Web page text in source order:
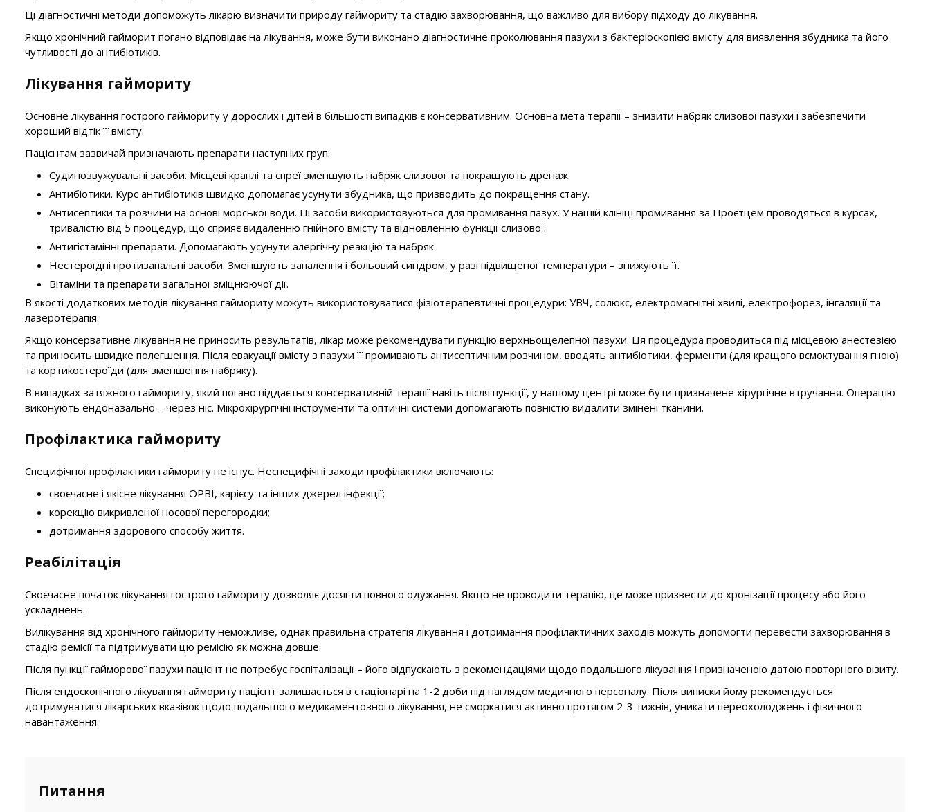
Ці діагностичні методи допоможуть лікарю визначити природу гаймориту та стадію захворювання, що важливо для вибору підходу до лікування.
Якщо хронічний гайморит погано відповідає на лікування, може бути виконано діагностичне проколювання пазухи з бактеріоскопією вмісту для виявлення збудника та його
чутливості до антибіотиків.
Лікування гаймориту
Основне лікування гострого гаймориту у дорослих і дітей в більшості випадків є консервативним. Основна мета терапії – знизити набряк слизової пазухи і забезпечити
хороший відтік її вмісту.
Пацієнтам зазвичай призначають препарати наступних груп:
Судинозвужувальні засоби. Місцеві краплі та спреї зменшують набряк слизової та покращують дренаж.
Антибіотики. Курс антибіотиків швидко допомагає усунути збудника, що призводить до покращення стану.
Антисептики та розчини на основі морської води. Ці засоби використовуються для промивання пазух. У нашій клініці промивання за Проєтцем проводяться в курсах,
тривалістю від 5 процедур, що сприяє видаленню гнійного вмісту та відновленню функції слизової.
Антигістамінні препарати. Допомагають усунути алергічну реакцію та набряк.
Нестероїдні протизапальні засоби. Зменшують запалення і больовий синдром, у разі підвищеної температури – знижують її.
Вітаміни та препарати загальної зміцнюючої дії.
В якості додаткових методів лікування гаймориту можуть використовуватися фізіотерапевтичні процедури: УВЧ, солюкс, електромагнітні хвилі, електрофорез, інгаляції та
лазеротерапія.
Якщо консервативне лікування не приносить результатів, лікар може рекомендувати пункцію верхньощелепної пазухи. Ця процедура проводиться під місцевою анестезією
та приносить швидке полегшення. Після евакуації вмісту з пазухи її промивають антисептичним розчином, вводять антибіотики, ферменти (для кращого всмоктування гною)
та кортикостероїди (для зменшення набряку).
В випадках затяжного гаймориту, який погано піддається консервативній терапії навіть після пункції, у нашому центрі може бути призначене хірургічне втручання. Операцію
виконують ендоназально – через ніс. Мікрохірургічні інструменти та оптичні системи допомагають повністю видалити змінені тканини.
Профілактика гаймориту
Специфічної профілактики гаймориту не існує. Неспецифічні заходи профілактики включають:
своєчасне і якісне лікування ОРВІ, карієсу та інших джерел інфекції;
корекцію викривленої носової перегородки;
дотримання здорового способу життя.
Реабілітація
Своєчасне початок лікування гострого гаймориту дозволяє досягти повного одужання. Якщо не проводити терапію, це може призвести до хронізації процесу або його
ускладнень.
Вилікування від хронічного гаймориту неможливе, однак правильна стратегія лікування і дотримання профілактичних заходів можуть допомогти перевести захворювання в
стадію ремісії та підтримувати цю ремісію як можна довше.
Після пункції гайморової пазухи пацієнт не потребує госпіталізації – його відпускають з рекомендаціями щодо подальшого лікування і призначеною датою повторного візиту.
Після ендоскопічного лікування гаймориту пацієнт залишається в стаціонарі на 1-2 доби під наглядом медичного персоналу. Після виписки йому рекомендується
дотримуватися лікарських вказівок щодо подальшого медикаментозного лікування, не сморкатися активно протягом 2-3 тижнів, уникати переохолоджень і фізичного
навантаження.
Питання